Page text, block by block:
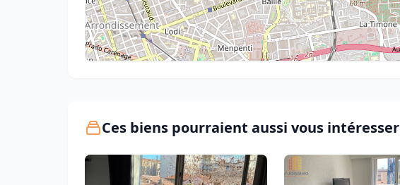
Ces biens pourraient aussi vous intéresser